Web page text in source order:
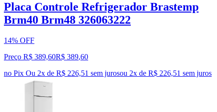
Placa Controle Refrigerador Brastemp
Brm40 Brm48 326063222
14% OFF
Preço R$ 389,60R$ 389,60
no Pix Ou 2x de R$ 226,51 sem jurosou 2x de R$ 226,51 sem juros